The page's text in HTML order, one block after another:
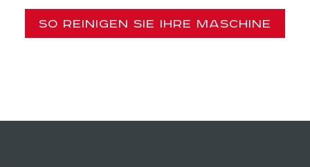
SO REINIGEN SIE IHRE MASCHINE